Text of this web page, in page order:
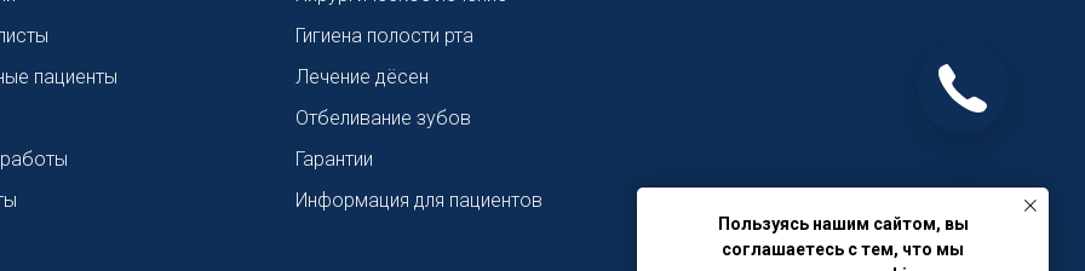
Пользуясь нашим сайтом, вы
соглашаетесь с тем, что мы
пациенты
Гигиена полости рта
Лечение дёсен
Отбеливание зубов
Гарантии
Информация для пациентов